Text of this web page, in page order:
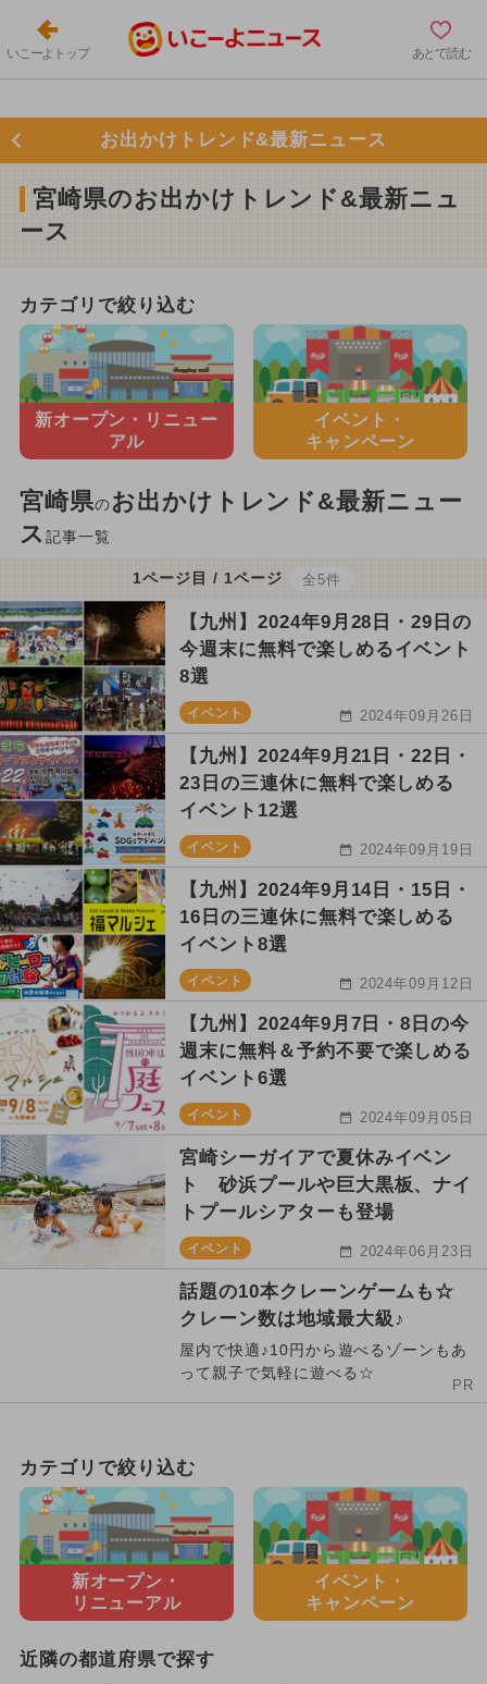
いこーよトップ あとで読む
お出かけトレンド&最新ニュース
宮崎県のお出かけトレンド&最新ニュ
ース
カテゴリで絞り込む
新オープン・ リニュー
アル
イベント・
キャンペーン
宮崎県のお出かけトレンド&最新ニュー
ス 記事一覧
1ページ目 / 1ページ 全5件
【九州】2024年9月28日・29日の
今週末に無料で楽しめるイベント
8選
イベント 2024年09月26日
【九州】2024年9月21日・22日・
23日の三連休に無料で楽しめる
イベント12選
イベント 2024年09月19日
【九州】2024年9月14日・15日・
16日の三連休に無料で楽しめる
イベント8選
イベント 2024年09月12日
【九州】2024年9月7日・8日の今
週末に無料＆予約不要で楽しめる
イベント6選
イベント 2024年09月05日
宮崎シーガイアで夏休みイベン
ト 砂浜プールや巨大黒板、ナイ
トプールシアターも登場
イベント 2024年06月23日
話題の10本クレーンゲームも☆
クレーン数は地域最大級♪
屋内で快適♪10円から遊べるゾーンもあ
って親子で気軽に遊べる☆
PR
カテゴリで絞り込む
新オープン・
リニューアル
イベント・
キャンペーン
近隣の都道府県で探す